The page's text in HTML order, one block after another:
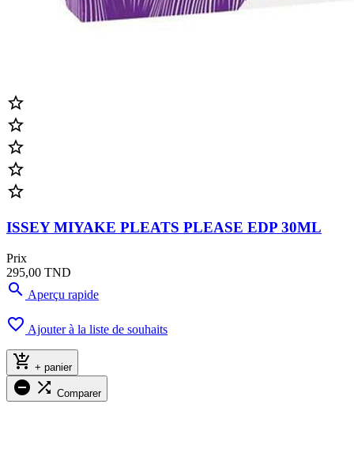





ISSEY MIYAKE PLEATS PLEASE EDP 30ML
Prix
295,00 TND
 Aperçu rapide
 Ajouter à la liste de souhaits
 + panier
  Comparer